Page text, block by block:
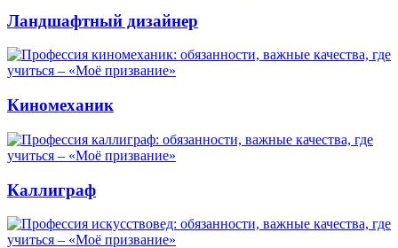
Ландшафтный дизайнер
Киномеханик
Каллиграф